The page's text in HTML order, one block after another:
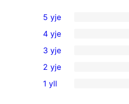
7
shqyrtime
me
5
yje
5 yje
shqyrtim
me
4
4 yje
0
shqyrtime
me
3 yje
shqyrtime
2 yje
1 yll